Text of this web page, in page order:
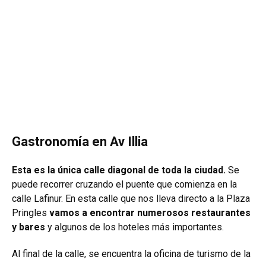
Gastronomía en Av Illia
Esta es la única calle diagonal de toda la ciudad. Se
puede recorrer cruzando el puente que comienza en la
calle Lafinur. En esta calle que nos lleva directo a la Plaza
Pringles vamos a encontrar numerosos restaurantes
y bares y algunos de los hoteles más importantes.
Al final de la calle, se encuentra la oficina de turismo de la